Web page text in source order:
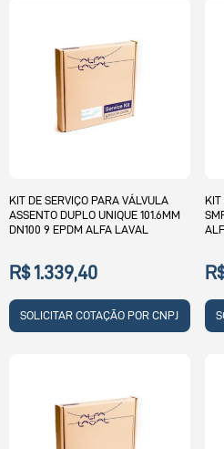
KIT DE SERVIÇO PARA VÁLVULA
ASSENTO DUPLO UNIQUE 101.6MM
DN100 9 EPDM ALFA LAVAL
R$ 1.339,40
SOLICITAR COTAÇÃO POR CNPJ
KIT